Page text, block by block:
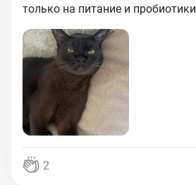
только на питание и пробиотики
2